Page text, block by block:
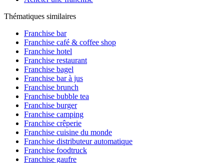
Thématiques similaires
Franchise bar
Franchise café & coffee shop
Franchise hotel
Franchise restaurant
Franchise bagel
Franchise bar à jus
Franchise brunch
Franchise bubble tea
Franchise burger
Franchise camping
Franchise crêperie
Franchise cuisine du monde
Franchise distributeur automatique
Franchise foodtruck
Franchise gaufre